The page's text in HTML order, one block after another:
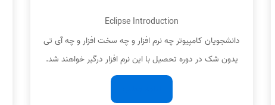
Eclipse Introduction
دانشجویان کامپیوتر چه نرم افزار و چه سخت افزار و چه آی تی
یدون شک در دوره تحصیل با این نرم افزار درگیر خواهند شد.